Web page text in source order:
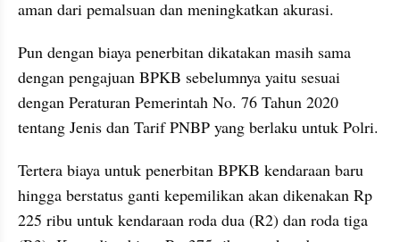
aman dari pemalsuan dan meningkatkan akurasi.
Pun dengan biaya penerbitan dikatakan masih sama
dengan pengajuan BPKB sebelumnya yaitu sesuai
dengan Peraturan Pemerintah No. 76 Tahun 2020
tentang Jenis dan Tarif PNBP yang berlaku untuk Polri.
Tertera biaya untuk penerbitan BPKB kendaraan baru
hingga berstatus ganti kepemilikan akan dikenakan Rp
225 ribu untuk kendaraan roda dua (R2) dan roda tiga